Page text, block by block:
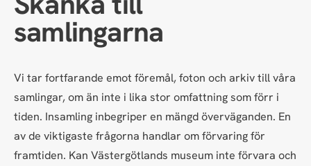
samlingarna
Vi tar fortfarande emot föremål, foton och arkiv till våra
samlingar, om än inte i lika stor omfattning som förr i
tiden. Insamling inbegriper en mängd överväganden. En
av de viktigaste frågorna handlar om förvaring för
framtiden. Kan Västergötlands museum inte förvara och